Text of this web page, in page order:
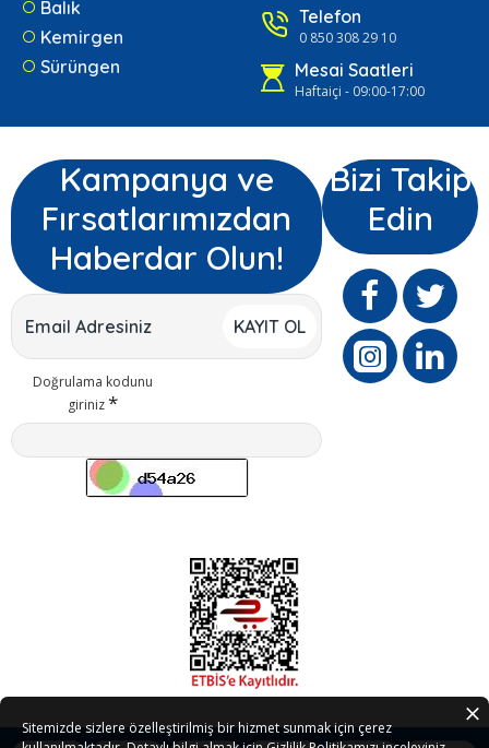
Balık
Kemirgen
Sürüngen
Telefon
0 850 308 29 10
Mesai Saatleri
Haftaiçi - 09:00-17:00
Kampanya ve
Fırsatlarımızdan
Haberdar Olun!
KAYIT OL
Doğrulama kodunu
giriniz
Bizi Takip
Edin
Sitemizde sizlere özelleştirilmiş bir hizmet sunmak için çerez